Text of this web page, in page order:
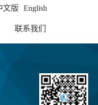
文版 English
联系我们